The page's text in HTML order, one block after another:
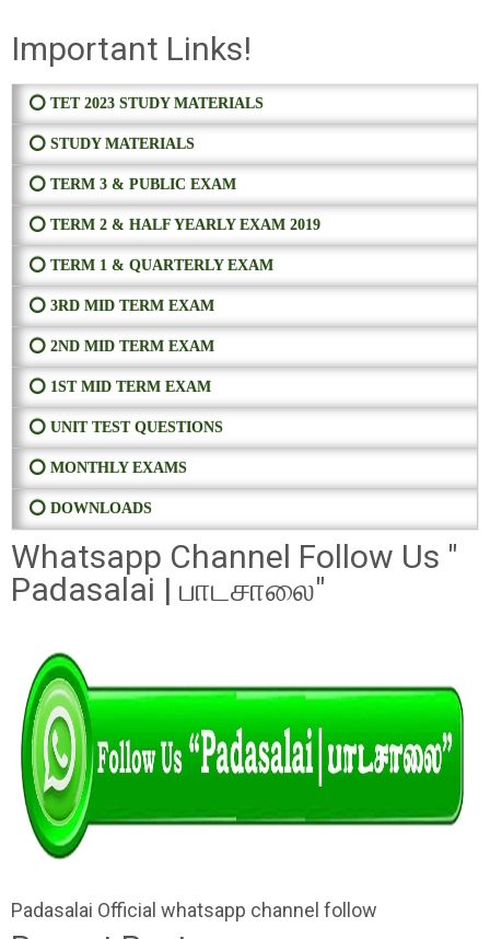
Important Links!
⭕ TET 2023 STUDY MATERIALS
⭕ STUDY MATERIALS
⭕ TERM 3 & PUBLIC EXAM
⭕ TERM 2 & HALF YEARLY EXAM 2019
⭕ TERM 1 & QUARTERLY EXAM
⭕ 3RD MID TERM EXAM
⭕ 2ND MID TERM EXAM
⭕ 1ST MID TERM EXAM
⭕ UNIT TEST QUESTIONS
⭕ MONTHLY EXAMS
⭕ DOWNLOADS
Whatsapp Channel Follow Us "
Padasalai | பாடசாலை"
Padasalai Official whatsapp channel follow